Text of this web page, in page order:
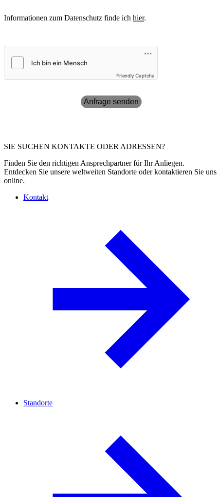
Informationen zum Datenschutz finde ich hier.
Friendly Captcha
Anfrage senden
SIE SUCHEN KONTAKTE ODER ADRESSEN?
Finden Sie den richtigen Ansprechpartner für Ihr Anliegen.
Entdecken Sie unsere weltweiten Standorte oder kontaktieren Sie uns
online.
Kontakt
Standorte